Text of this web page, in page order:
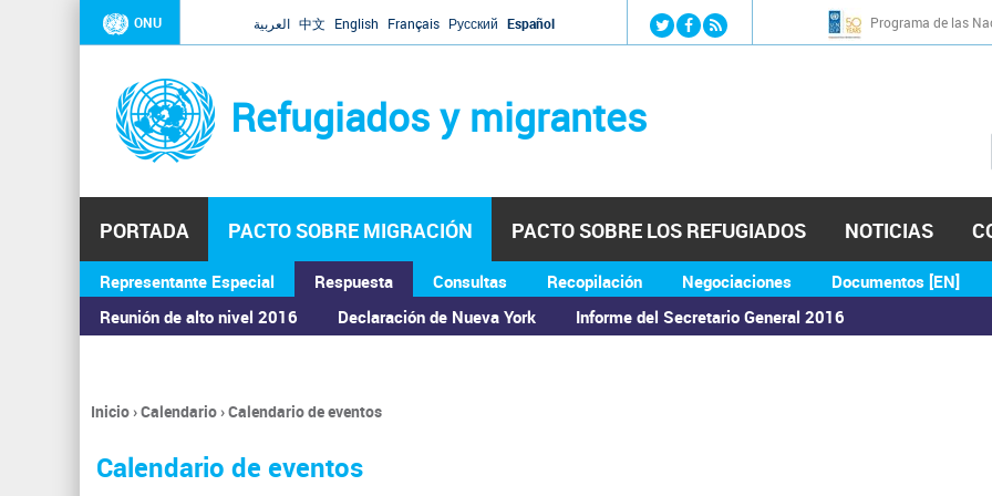
Jump to navigation
ONU العربية 中文 English Français Русский Español Programa de las
Refugiados y migrantes
PORTADA PACTO SOBRE MIGRACIÓN
Representante Especial
Respuesta
Reunión de alto nivel 2016
Declaración de Nueva York Informe del Secretario General 2016
Consultas Recopilación Negociaciones Documentos [EN]
PACTO SOBRE LOS REFUGIADOS NOTICIAS
ASAMBLEA GENERAL
Se
encuentra
usted
Inicio›Calendario›Calendario de eventos
Calendario de eventos